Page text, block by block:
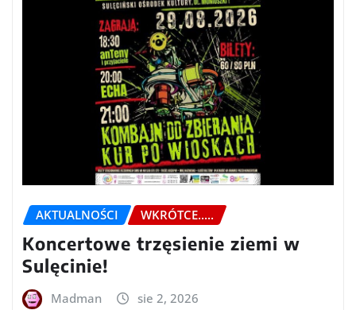
AKTUALNOŚCI WKRÓTCE.....
Koncertowe trzęsienie ziemi w
Sulęcinie!
Madman sie 2, 2026